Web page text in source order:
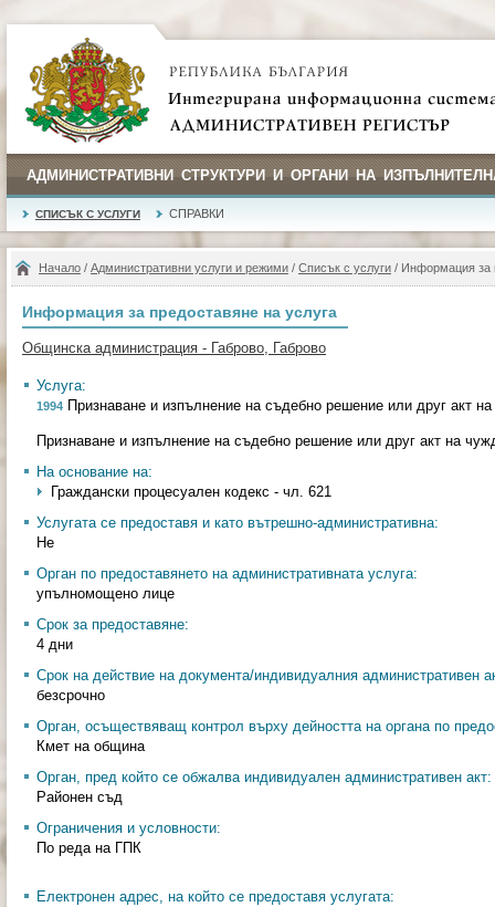
АДМИНИСТРАТИВНИ СТРУКТУРИ И ОРГАНИ НА
СПИСЪК С УСЛУГИ СПРАВКИ
Начало / Административни услуги и режими / Списък с услуги / Информация за
Информация за предоставяне на услуга
Общинска администрация - Габрово, Габрово
Услуга:
1994 Признаване и изпълнение на съдебно решение или друг акт
Признаване и изпълнение на съдебно решение или друг акт на
На основание на:
Граждански процесуален кодекс - чл. 621
Услугата се предоставя и като вътрешно-административна:
Не
Орган по предоставянето на административната услуга:
упълномощено лице
Срок за предоставяне:
4 дни
Срок на действие на документа/индивидуалния административен
безсрочно
Орган, осъществяващ контрол върху дейността на органа по
Кмет на община
Орган, пред който се обжалва индивидуален административен акт:
Районен съд
Ограничения и условности:
По реда на ГПК
Електронен адрес, на който се предоставя услугата: